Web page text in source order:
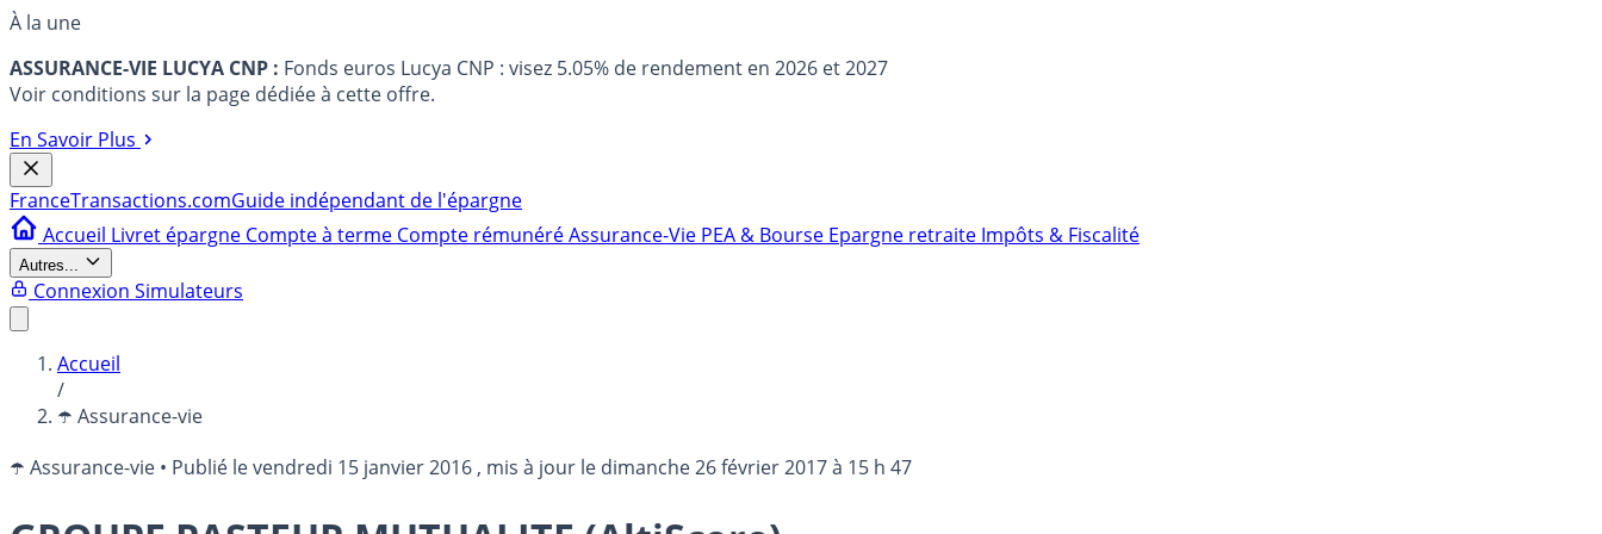
À la une
ASSURANCE-VIE LUCYA CNP : Fonds euros Lucya CNP : visez 5.05% de rendement en 2026 et 2027
Voir conditions sur la page dédiée à cette offre.
En Savoir Plus
FranceTransactions.comGuide indépendant de l'épargne
Accueil Livret épargne Compte à terme Compte rémunéréAssurance-Vie PEA & Bourse Epargne retraite Impôts & Fiscalité
Autres...
Connexion Simulateurs
Accueil
/
☂️ Assurance-vie
☂️ Assurance-vie • Publié levendredi 15 janvier 2016 , mis à jour le dimanche 26 février 2017 à 15 h 47